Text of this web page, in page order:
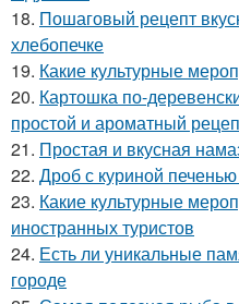
18. Пошаговый рецепт
хлебопечке
19. Какие культурные
20. Картошка по-
простой и ароматный
21. Простая и вкусная
22. Дроб с куриной
23. Какие культурные
иностранных туристов
24. Есть ли уникальные
городе